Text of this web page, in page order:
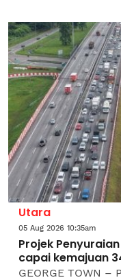
pencahayaan
Utara
05 Aug 2026 10:35am
Projek
capai kemajuan
GEORGE TOWN –